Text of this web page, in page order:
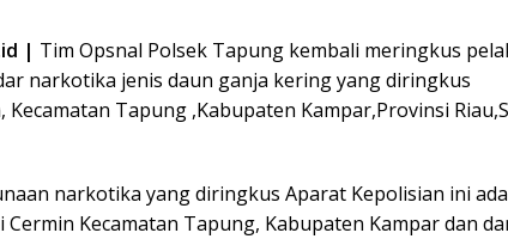
| Tim Opsnal Polsek Tapung kembali meringkus
narkotika jenis daun ganja kering yang diringkus
Kecamatan Tapung ,Kabupaten Kampar,Provinsi
narkotika yang diringkus Aparat Kepolisian ini
Cermin Kecamatan Tapung, Kabupaten Kampar dan